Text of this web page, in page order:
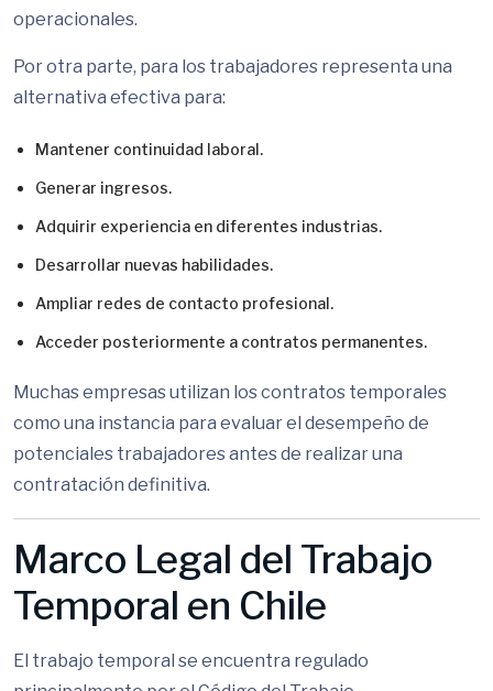
operacionales.
Por otra parte, para los trabajadores representa una
alternativa efectiva para:
Mantener continuidad laboral.
Generar ingresos.
Adquirir experiencia en diferentes industrias.
Desarrollar nuevas habilidades.
Ampliar redes de contacto profesional.
Acceder posteriormente a contratos permanentes.
Muchas empresas utilizan los contratos temporales
como una instancia para evaluar el desempeño de
potenciales trabajadores antes de realizar una
contratación definitiva.
Marco Legal del Trabajo
Temporal en Chile
El trabajo temporal se encuentra regulado